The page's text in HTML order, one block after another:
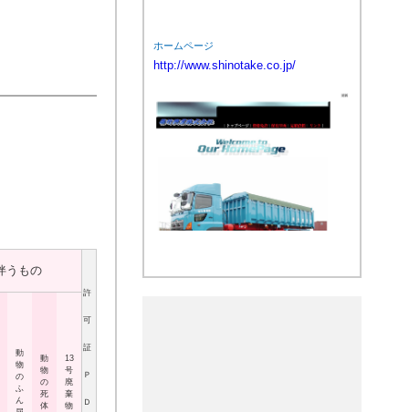
うもの
許
可
証
Ｐ
Ｄ
動
物
の
ふ
ん
動
物
の
死
体
13
号
廃
棄
物
ホームページ
http://www.shinotake.co.jp/